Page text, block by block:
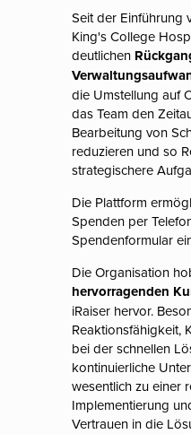
Seit der Einführung
King's College
deutlichen
die Umstellung auf
das Team den
Bearbeitung von
reduzieren und so
strategischere
Die Plattform
Spenden per
Spendenformular
Die Organisation
hervorragenden
iRaiser hervor.
Reaktionsfähigkeit,
bei der schnellen
kontinuierliche
wesentlich zu einer
Implementierung
Vertrauen in die